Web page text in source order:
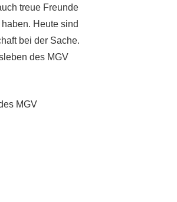
treue Freunde
Heute sind
bei der Sache.
des MGV
MGV